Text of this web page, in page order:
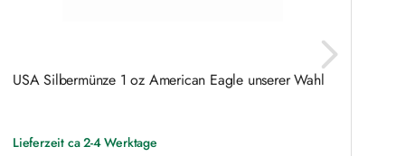
USA Silbermünze 1 oz American Eagle unserer Wahl
Lieferzeit ca 2-4 Werktage